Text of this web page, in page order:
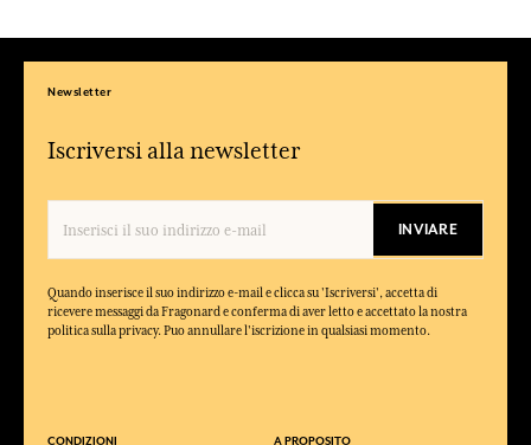
Newsletter
Iscriversi alla newsletter
INVIARE
Quando inserisce il suo indirizzo e-mail e clicca su 'Iscriversi', accetta di
ricevere messaggi da Fragonard e conferma di aver letto e accettato la nostra
politica sulla privacy. Puo annullare l'iscrizione in qualsiasi momento.
CONDIZIONI A PROPOSITO